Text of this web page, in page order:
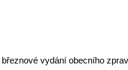
vydání obecního